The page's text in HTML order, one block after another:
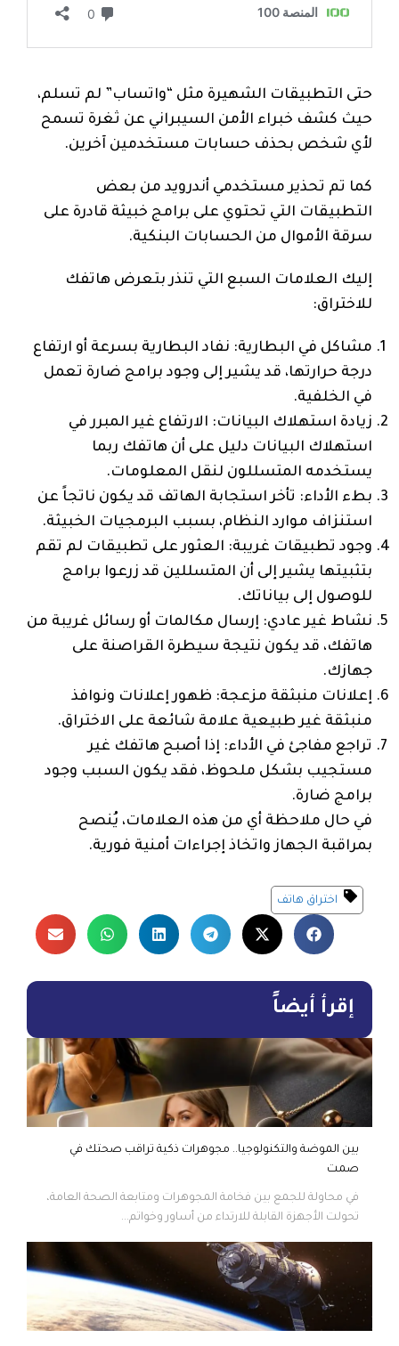
حتى التطبيقات الشهيرة مثل “واتساب” لم تسلم،
حيث كشف خبراء الأمن السيبراني عن ثغرة تسمح
لأي شخص بحذف حسابات مستخدمين آخرين.
كما تم تحذير مستخدمي أندرويد من بعض
التطبيقات التي تحتوي على برامج خبيثة قادرة على
سرقة الأموال من الحسابات البنكية.
إليك العلامات السبع التي تنذر بتعرض هاتفك
للاختراق:
مشاكل في البطارية: نفاد البطارية بسرعة أو ارتفاع
درجة حرارتها، قد يشير إلى وجود برامج ضارة تعمل
في الخلفية.
زيادة استهلاك البيانات: الارتفاع غير المبرر في
استهلاك البيانات دليل على أن هاتفك ربما
يستخدمه المتسللون لنقل المعلومات.
بطء الأداء: تأخر استجابة الهاتف قد يكون ناتجاً عن
استنزاف موارد النظام، بسبب البرمجيات الخبيثة.
وجود تطبيقات غريبة: العثور على تطبيقات لم تقم
بتثبيتها يشير إلى أن المتسللين قد زرعوا برامج
للوصول إلى بياناتك.
نشاط غير عادي: إرسال مكالمات أو رسائل غريبة من
هاتفك، قد يكون نتيجة سيطرة القراصنة على
جهازك.
إعلانات منبثقة مزعجة: ظهور إعلانات ونوافذ
منبثقة غير طبيعية علامة شائعة على الاختراق.
تراجع مفاجئ في الأداء: إذا أصبح هاتفك غير
مستجيب بشكل ملحوظ، فقد يكون السبب وجود
برامج ضارة.
في حال ملاحظة أي من هذه العلامات، يُنصح
بمراقبة الجهاز واتخاذ إجراءات أمنية فورية.
اختراق هاتف
إقرأ أيضاً
بين الموضة والتكنولوجيا.. مجوهرات ذكية تراقب صحتك في
صمت
في محاولة للجمع بين فخامة المجوهرات ومتابعة الصحة العامة،
تحولت الأجهزة القابلة للارتداء من أساور وخواتم...